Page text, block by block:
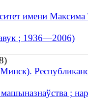
имени
; 1936—2006)
;